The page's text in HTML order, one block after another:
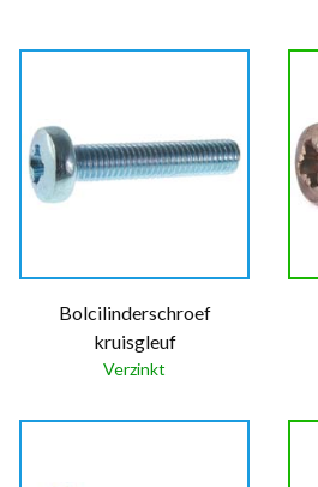
Bolcilinderschroef
kruisgleuf
Verzinkt